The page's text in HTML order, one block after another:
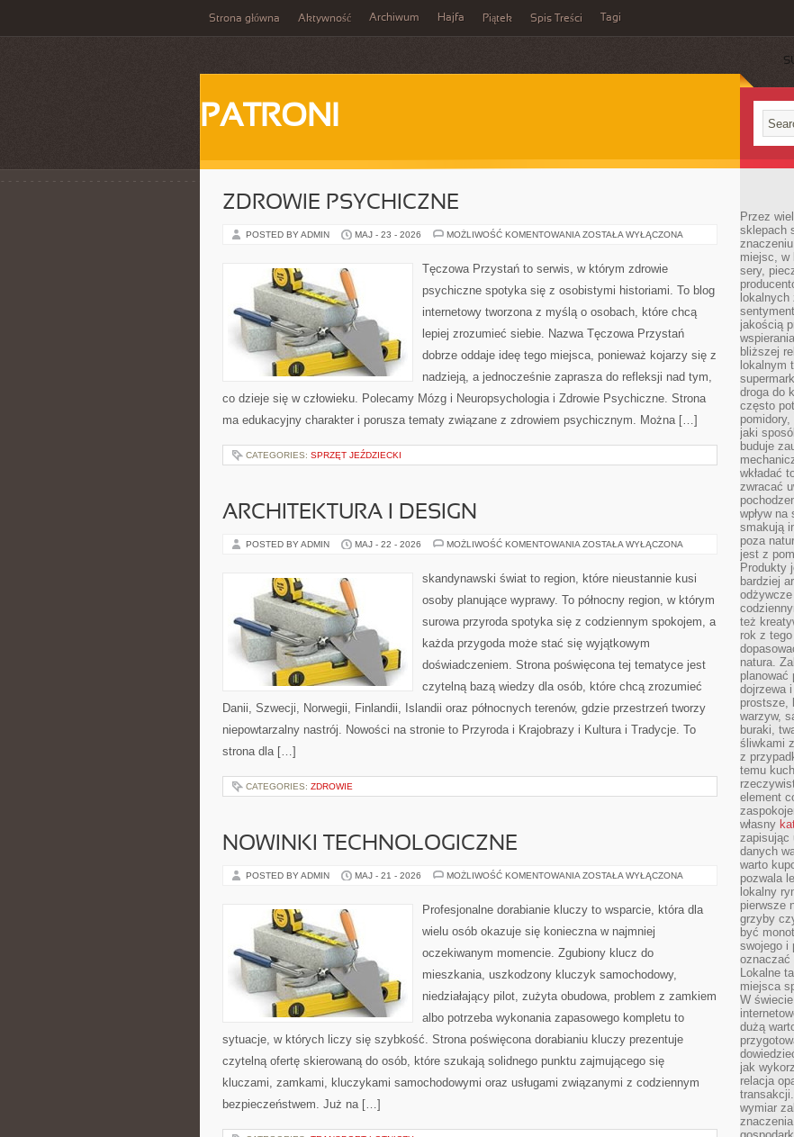
Strona główna Aktywność Archiwum Hajfa Piątek Spis Treści Tagi
PATRONI
ZDROWIE PSYCHICZNE
POSTED BY ADMIN MAJ - 23 - 2026 MOŻLIWOŚĆ KOMENTOWANIA ZDROWIE
ZOSTAŁA WYŁĄCZONA
Tęczowa Przystań to serwis, w którym zdrowie
psychiczne spotyka się z osobistymi historiami. To blog
internetowy tworzona z myślą o osobach, które chcą
lepiej zrozumieć siebie. Nazwa Tęczowa Przystań
dobrze oddaje ideę tego miejsca, ponieważ kojarzy się z
nadzieją, a jednocześnie zaprasza do refleksji nad tym,
co dzieje się w człowieku. Polecamy Mózg i Neuropsychologia i Zdrowie Psychiczne. Strona
ma edukacyjny charakter i porusza tematy związane z zdrowiem psychicznym. Można […]
CATEGORIES: SPRZĘT JEŹDZIECKI
ARCHITEKTURA I DESIGN
POSTED BY ADMIN MAJ - 22 - 2026 MOŻLIWOŚĆ KOMENTOWANIA ARCHITEKTURA
ZOSTAŁA WYŁĄCZONA
skandynawski świat to region, które nieustannie kusi
osoby planujące wyprawy. To północny region, w którym
surowa przyroda spotyka się z codziennym spokojem, a
każda przygoda może stać się wyjątkowym
doświadczeniem. Strona poświęcona tej tematyce jest
czytelną bazą wiedzy dla osób, które chcą zrozumieć
Danii, Szwecji, Norwegii, Finlandii, Islandii oraz północnych terenów, gdzie przestrzeń tworzy
niepowtarzalny nastrój. Nowości na stronie to Przyroda i Krajobrazy i Kultura i Tradycje. To
strona dla […]
CATEGORIES: ZDROWIE
NOWINKI TECHNOLOGICZNE
POSTED BY ADMIN MAJ - 21 - 2026 MOŻLIWOŚĆ KOMENTOWANIA NOWINKI
ZOSTAŁA WYŁĄCZONA
Profesjonalne dorabianie kluczy to wsparcie, która dla
wielu osób okazuje się konieczna w najmniej
oczekiwanym momencie. Zgubiony klucz do
mieszkania, uszkodzony kluczyk samochodowy,
niedziałający pilot, zużyta obudowa, problem z zamkiem
albo potrzeba wykonania zapasowego kompletu to
sytuacje, w których liczy się szybkość. Strona poświęcona dorabianiu kluczy prezentuje
czytelną ofertę skierowaną do osób, które szukają solidnego punktu zajmującego się
kluczami, zamkami, kluczykami samochodowymi oraz usługami związanymi z codziennym
bezpieczeństwem. Już na […]
Przez
sklepach
miejsc, w
sery,
lokalnych
jakością
bliższej
lokalnym
droga do
często
jaki
buduje
wkładać
zwracać
wpływ na
smakują
poza
jest z
Produkty
bardziej
też
rok z
natura.
planować
dojrzewa
prostsze,
warzyw,
buraki,
śliwkami
z
temu
element
własny
zapisując
danych
warto
pozwala
lokalny
pierwsze
grzyby
być
swojego i
oznaczać
Lokalne
miejsca
W
dużą
jak
relacja
wymiar